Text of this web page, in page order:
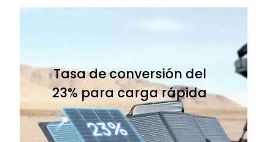
Tasa de conversión del
23% para carga rápida